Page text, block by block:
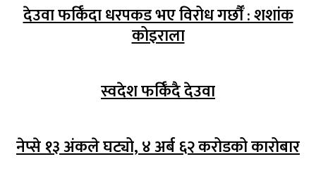
देउवा फर्किँदा धरपकड भए विरोध गर्छौँं : शशांक
कोइराला
स्वदेश फर्किँदै देउवा
नेप्से १३ अंकले घट्यो, ४ अर्ब ६२ करोडको कारोबार